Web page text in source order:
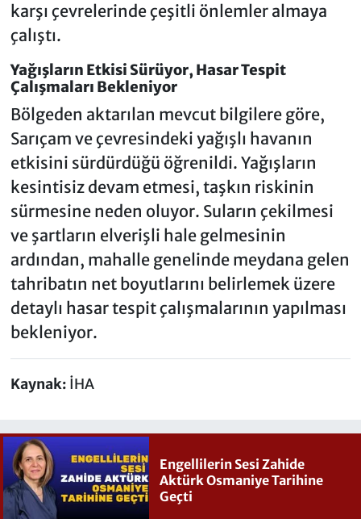
karşı çevrelerinde çeşitli önlemler almaya
çalıştı.
Yağışların Etkisi Sürüyor, Hasar Tespit
Çalışmaları Bekleniyor
Bölgeden aktarılan mevcut bilgilere göre,
Sarıçam ve çevresindeki yağışlı havanın
etkisini sürdürdüğü öğrenildi. Yağışların
kesintisiz devam etmesi, taşkın riskinin
sürmesine neden oluyor. Suların çekilmesi
ve şartların elverişli hale gelmesinin
ardından, mahalle genelinde meydana gelen
tahribatın net boyutlarını belirlemek üzere
detaylı hasar tespit çalışmalarının yapılması
bekleniyor.
Kaynak: İHA
Engellilerin Sesi Zahide
Aktürk Osmaniye Tarihine
Geçti